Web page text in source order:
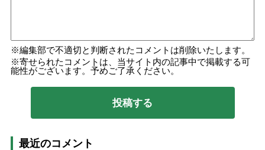
編集部で不適切と判断されたコメントは削除いたします。
寄せられたコメントは、当サイト内の記事中で掲載する可
能性がございます。予めご了承ください。
最近のコメント